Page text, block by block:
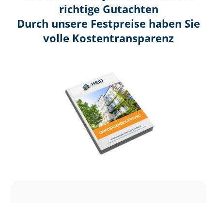
richtige Gutachten
Durch unsere Festpreise haben Sie
volle Kosten­transparenz